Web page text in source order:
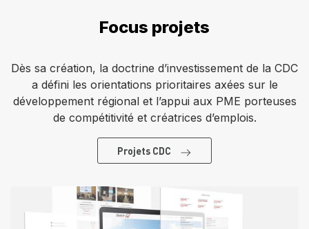
Focus projets
Dès sa création, la doctrine d’investissement de la CDC
a défini les orientations prioritaires axées sur le
développement régional et l’appui aux PME porteuses
de compétitivité et créatrices d’emplois.
Projets CDC